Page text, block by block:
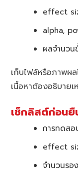
effect
alpha,
ผลจำนวน
เก็บไฟล์หรือภาพผ
เนื้อหาต้องอธิบาย
เช็กลิสต์ก่อนยื
การทดสอ
effect
จำนวนร